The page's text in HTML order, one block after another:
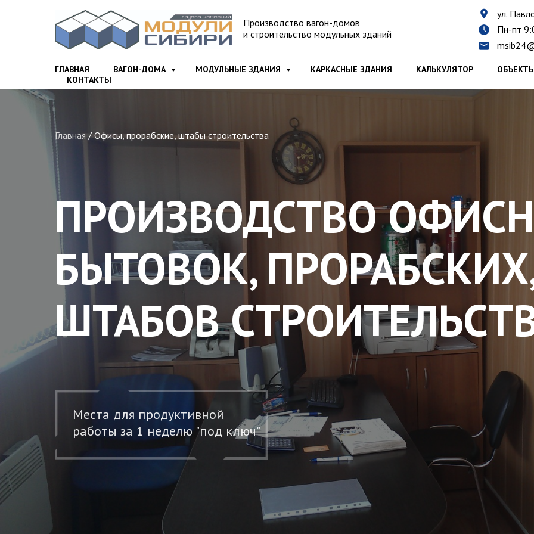
Производство вагон-домов
и строительство модульных зданий
ул.
Пн-пт
ГЛАВНАЯ ВАГОН-ДОМА МОДУЛЬНЫЕ ЗДАНИЯ КАРКАСНЫЕ ЗДАНИЯ КАЛЬКУЛЯТОР
КОНТАКТЫ
ПРОИЗВОДСТВО
БЫТОВОК,
ШТАБОВ
Главная/ Офисы, прорабские, штабы строительства
Места для продуктивной
работы за 1 неделю "под ключ"